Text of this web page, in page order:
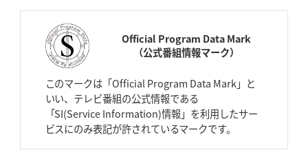
Official Program Data Mark
（公式番組情報マーク）
このマークは「Official Program Data Mark」と
いい、テレビ番組の公式情報である
「SI(Service Information)情報」を利用したサー
ビスにのみ表記が許されているマークです。